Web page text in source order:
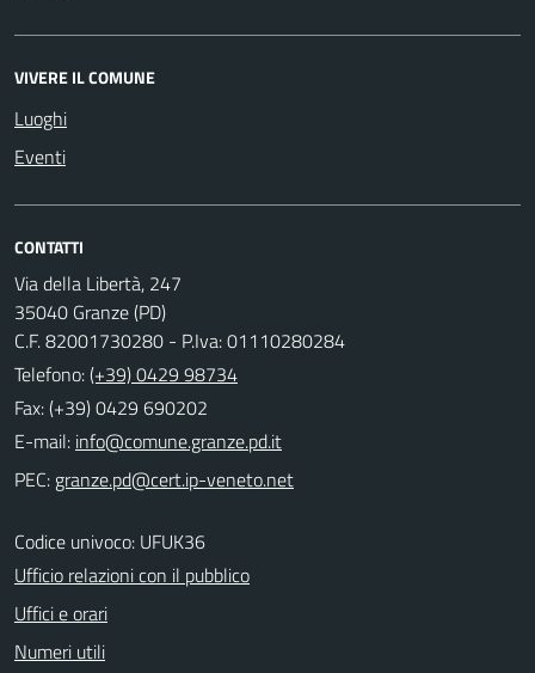
VIVERE IL COMUNE
Luoghi
Eventi
CONTATTI
Via della Libertà, 247
35040 Granze (PD)
C.F. 82001730280 - P.Iva: 01110280284
Telefono:(+39) 0429 98734
Fax: (+39) 0429 690202
E-mail:
PEC:
Codice univoco: UFUK36
Ufficio relazioni con il pubblico
Uffici e orari
Numeri utili